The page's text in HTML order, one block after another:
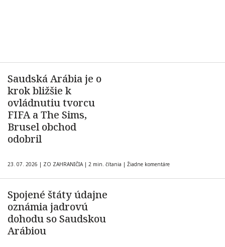
Saudská Arábia je o
krok bližšie k
ovládnutiu tvorcu
FIFA a The Sims,
Brusel obchod
odobril
23. 07. 2026 | ZO ZAHRANIČIA | 2 min. čítania | Žiadne komentáre
Spojené štáty údajne
oznámia jadrovú
dohodu so Saudskou
Arábiou